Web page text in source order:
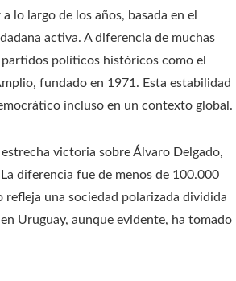
lo largo de los años, basada en el
activa. A diferencia de muchas
políticos históricos como el
fundado en 1971. Esta estabilidad
incluso en un contexto global.
victoria sobre Álvaro Delgado,
diferencia fue de menos de 100.000
una sociedad polarizada dividida
Uruguay, aunque evidente, ha tomado